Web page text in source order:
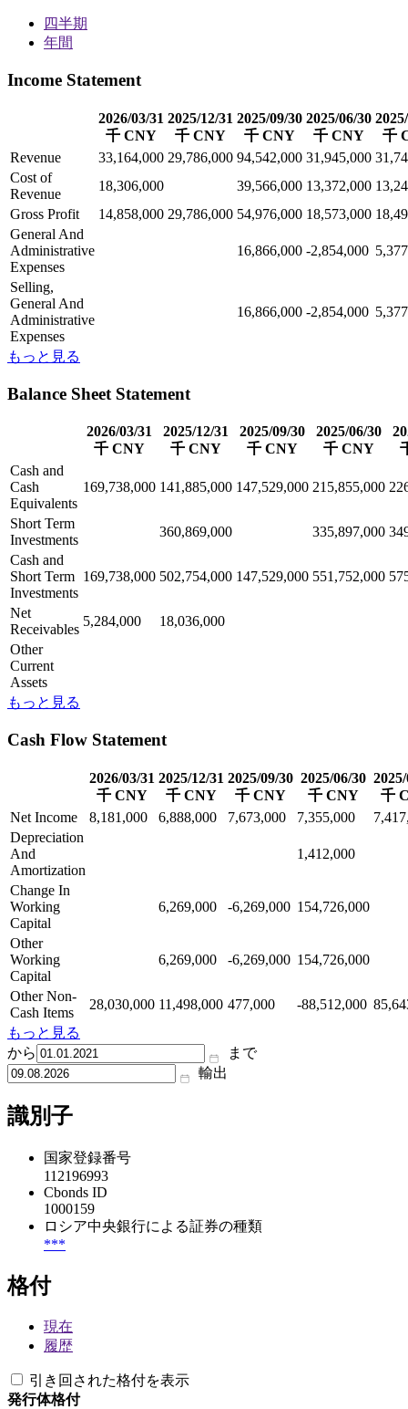
四半期
年間
Income Statement
2026/03/31
千 CNY
2025/12/31
千 CNY
2025/09/30
千 CNY
2025/06/30
千 CNY
千
Revenue
33,164,000 29,786,000 94,542,000 31,945,000
Cost of
Revenue
18,306,000 39,566,000 13,372,000
Gross Profit
14,858,000 29,786,000 54,976,000 18,573,000
General And
Administrative
Expenses
16,866,000 -2,854,000
Selling,
General And
Administrative
Expenses
16,866,000 -2,854,000
もっと見る
Balance Sheet Statement
2026/03/31
千 CNY
2025/12/31
千 CNY
2025/09/30
千 CNY
2025/06/30
千 CNY
Cash and
Cash
Equivalents
169,738,000 141,885,000 147,529,000 215,855,000
Short Term
Investments
360,869,000 335,897,000
Cash and
Short Term
Investments
169,738,000 502,754,000 147,529,000 551,752,000
Net
Receivables
5,284,000
18,036,000
Other
Current
Assets
もっと見る
Cash Flow Statement
2026/03/31
千 CNY
2025/12/31
千 CNY
2025/09/30
千 CNY
2025/06/30
千 CNY
千
Net Income
8,181,000 6,888,000 7,673,000 7,355,000
Depreciation
And
Amortization
1,412,000
Change In
Working
Capital
6,269,000 -6,269,000 154,726,000
Other
Working
Capital
6,269,000 -6,269,000 154,726,000
Other Non-
Cash Items
28,030,000 11,498,000 477,000 -88,512,000
もっと見る
から
まで
輸出
識別子
国家登録番号
112196993
Cbonds ID
1000159
ロシア中央銀行による証券の種類
***
格付
現在
履歴
引き回された格付を表示
発行体格付